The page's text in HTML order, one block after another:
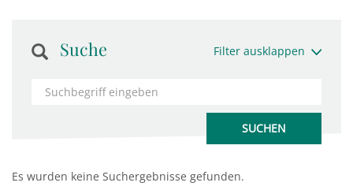
Suche Filter ausklappen
Es wurden keine Suchergebnisse gefunden.